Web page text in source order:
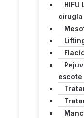
HIFU
cirugía
escote